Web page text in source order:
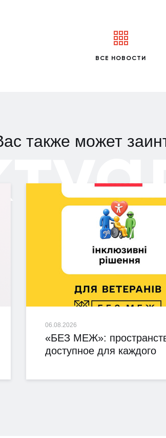
ВСЕ НОВОСТИ
также может
06.08.2026
«БЕЗ МЕЖ»:
доступное для каждого